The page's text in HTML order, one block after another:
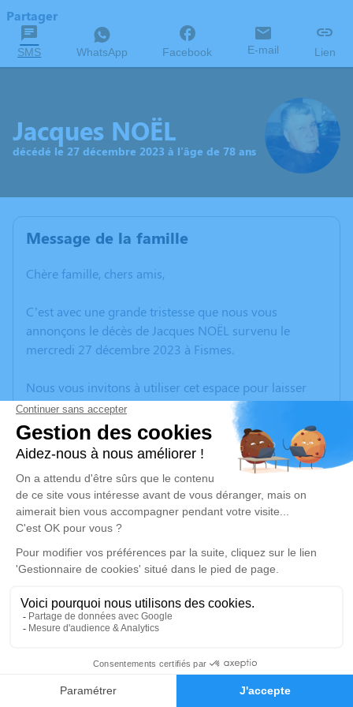
Faire-part Hommages
Partager
SMS WhatsApp Facebook E-mail Lien
Jacques NOËL
décédé le 27 décembre 2023 à l'âge de 78 ans
Message de la famille
Chère famille, chers amis,
C’est avec une grande tristesse que nous vous
annonçons le décès de Jacques NOËL survenu le
mercredi 27 décembre 2023 à Fismes.
Nous vous invitons à utiliser cet espace pour laisser
vos condoléances, partager des photos souvenirs, une
anecdote ou exprimer vos pensées à travers des
poèmes ou des textes. Cet endroit est un lieu
d'expression dédié à honorer la mémoire de Jacques
NOËL.
Un service de plantation d’arbre hommage est
disponible ici.
Je rends hommage
Cérémonie religieuse
Église Sainte Bernadette de Tinqueux
1 rue de la Liberté